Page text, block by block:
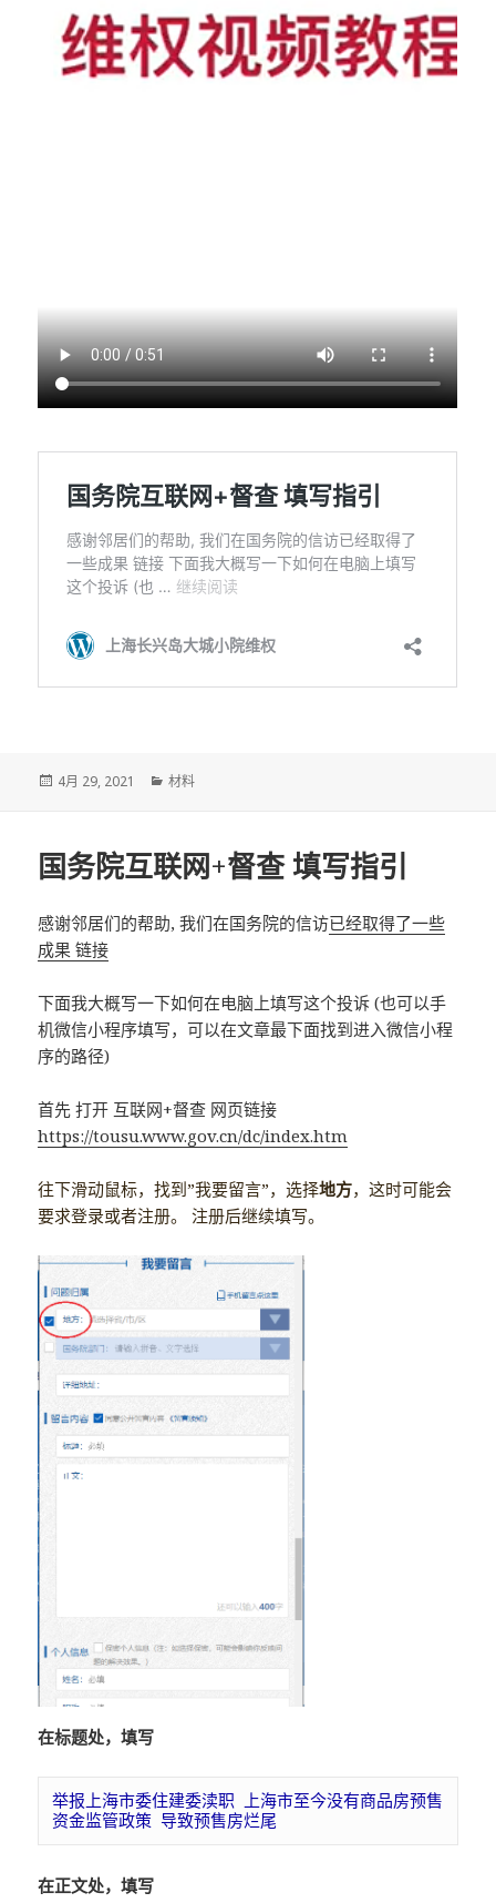
发
4月 29, 2021
分
材料
国务院互联网+督查 填写指引
感谢邻居们的帮助, 我们在国务院的信访已经取得了一些
成果 链接
下面我大概写一下如何在电脑上填写这个投诉 (也可以手
机微信小程序填写，可以在文章最下面找到进入微信小程
序的路径)
首先 打开 互联网+督查 网页链接
https://tousu.www.gov.cn/dc/index.htm
往下滑动鼠标，找到”我要留言”，选择地方，这时可能会
要求登录或者注册。 注册后继续填写。
在标题处，填写
举报上海市委住建委渎职 上海市至今没有商品房预售
资金监管政策 导致预售房烂尾
在正文处，填写